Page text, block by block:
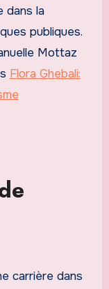
dans la
publiques.
Mottaz
Flora Ghebali:
carrière dans